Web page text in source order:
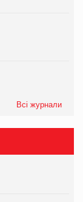
Всі журнали